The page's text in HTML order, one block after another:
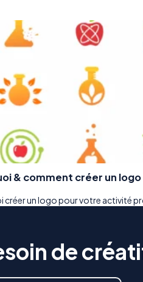
& comment créer un logo
créer un logo pour votre activité
de